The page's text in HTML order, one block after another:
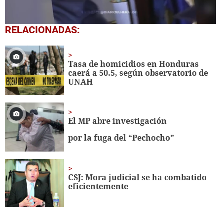
0
seconds
6
minutes,
3
seconds
RELACIONADAS:
Tasa de homicidios en Honduras
caerá a 50.5, según observatorio de
UNAH
El MP abre investigación
por la fuga del “Pechocho”
CSJ: Mora judicial se ha combatido
eficientemente